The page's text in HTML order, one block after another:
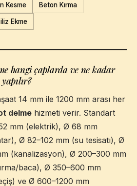
Kesme Beton Kırma
Ekme
hangi çaplarda ve ne kadar
14 mm ile 1200 mm arası her
delme hizmeti verir. Standart
mm (elektrik), Ø 68 mm
Ø 82–102 mm (su tesisatı), Ø
(kanalizasyon), Ø 200–300 mm
baca), Ø 350–600 mm
ve Ø 600–1200 mm